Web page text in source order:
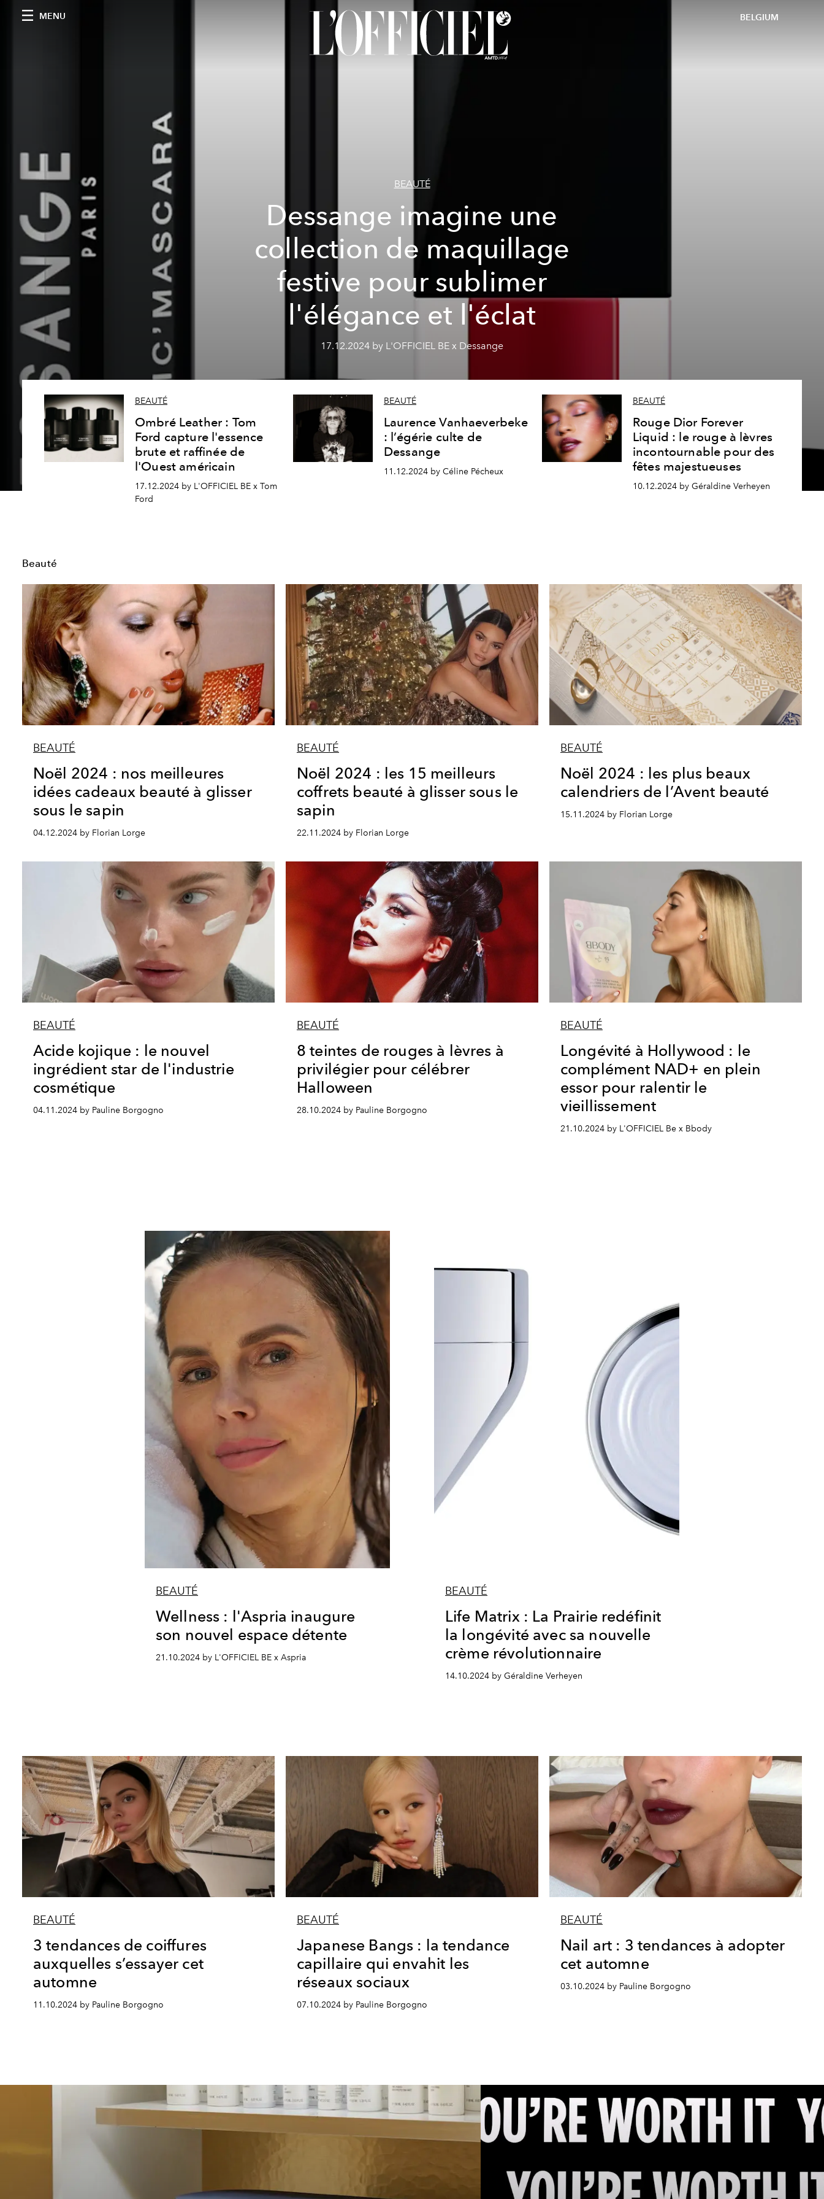
MENU BELGIUM
BEAUTÉ
Dessange imagine une
collection de maquillage
festive pour sublimer
l'élégance et l'éclat
17.12.2024 by L'OFFICIEL BE x Dessange
BEAUTÉ
Ombré Leather : Tom
Ford capture l'essence
brute et raffinée de
l'Ouest américain
17.12.2024 by L'OFFICIEL BE x Tom
Ford
BEAUTÉ
Laurence Vanhaeverbeke
: l’égérie culte de
Dessange
11.12.2024 by Céline Pécheux
BEAUTÉ
Rouge Dior Forever
Liquid : le rouge à lèvres
incontournable pour des
fêtes majestueuses
10.12.2024 by Géraldine Verheyen
Beauté
BEAUTÉ
Noël 2024 : nos meilleures
idées cadeaux beauté à glisser
sous le sapin
04.12.2024 by Florian Lorge
BEAUTÉ
Noël 2024 : les 15 meilleurs
coffrets beauté à glisser sous le
sapin
22.11.2024 by Florian Lorge
BEAUTÉ
Noël 2024 : les plus beaux
calendriers de l’Avent beauté
15.11.2024 by Florian Lorge
BEAUTÉ
Acide kojique : le nouvel
ingrédient star de l'industrie
cosmétique
04.11.2024 by Pauline Borgogno
BEAUTÉ
8 teintes de rouges à lèvres à
privilégier pour célébrer
Halloween
28.10.2024 by Pauline Borgogno
BEAUTÉ
Longévité à Hollywood : le
complément NAD+ en plein
essor pour ralentir le
vieillissement
21.10.2024 by L'OFFICIEL Be x Bbody
BEAUTÉ
Wellness : l'Aspria inaugure
son nouvel espace détente
21.10.2024 by L'OFFICIEL BE x Aspria
BEAUTÉ
Life Matrix : La Prairie redéfinit
la longévité avec sa nouvelle
crème révolutionnaire
14.10.2024 by Géraldine Verheyen
BEAUTÉ
3 tendances de coiffures
auxquelles s’essayer cet
automne
11.10.2024 by Pauline Borgogno
BEAUTÉ
Japanese Bangs : la tendance
capillaire qui envahit les
réseaux sociaux
07.10.2024 by Pauline Borgogno
BEAUTÉ
Nail art : 3 tendances à adopter
cet automne
03.10.2024 by Pauline Borgogno